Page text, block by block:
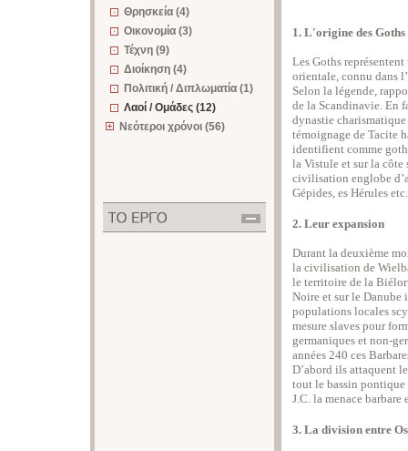
Θρησκεία (4)
Οικονομία (3)
Τέχνη (9)
Διοίκηση (4)
Πολιτική / Διπλωματία (1)
Λαοί / Ομάδες (12)
Νεότεροι χρόνοι (56)
1. L'origine des Goths
Les Goths
orientale, connu dans
Selon la légende,
de la Scandinavie. En
dynastie charismatique
témoignage de Tacite
identifient comme
la Vistule et sur la côte
civilisation englobe
Gépides, es Hérules etc.
2. Leur expansion
Durant la deuxième
la civilisation de
le territoire de la
Noire et sur le Danube
populations locales
mesure slaves pour
germaniques et non-
années 240 ces
D’abord ils attaquent
tout le bassin pontique
J.C. la menace barbare
3. La division entre